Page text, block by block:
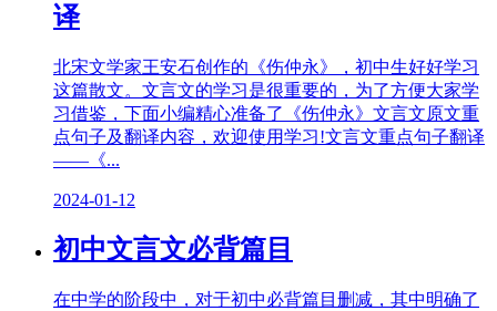
译
北宋文学家王安石创作的《伤仲永》，初中生好好学习
这篇散文。文言文的学习是很重要的，为了方便大家学
习借鉴，下面小编精心准备了《伤仲永》文言文原文重
点句子及翻译内容，欢迎使用学习!文言文重点句子翻译
——《...
2024-01-12
初中文言文必背篇目
在中学的阶段中，对于初中必背篇目删减，其中明确了